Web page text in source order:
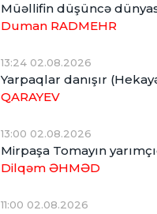
Müəllifin düşüncə
Duman RADMEHR
13:24 02.08.2026
Yarpaqlar danışır
QARAYEV
13:00 02.08.2026
Mirpaşa Tomayın
Dilqəm ƏHMƏD
11:00 02.08.2026